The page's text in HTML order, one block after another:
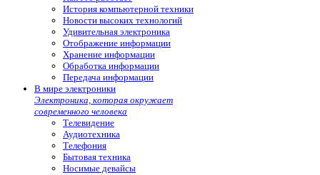
История компьютерной техники
Новости высоких технологий
Удивительная электроника
Отображение информации
Хранение информации
Обработка информации
Передача информации
В мире электроники
Электроника, которая окружает
современного человека
Телевидение
Аудиотехника
Телефония
Бытовая техника
Носимые девайсы